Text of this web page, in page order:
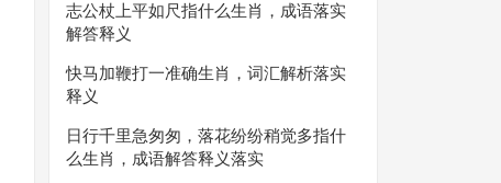
志公杖上平如尺指什么生肖，成语落实
解答释义
快马加鞭打一准确生肖，词汇解析落实
释义
日行千里急匆匆，落花纷纷稍觉多指什
么生肖，成语解答释义落实